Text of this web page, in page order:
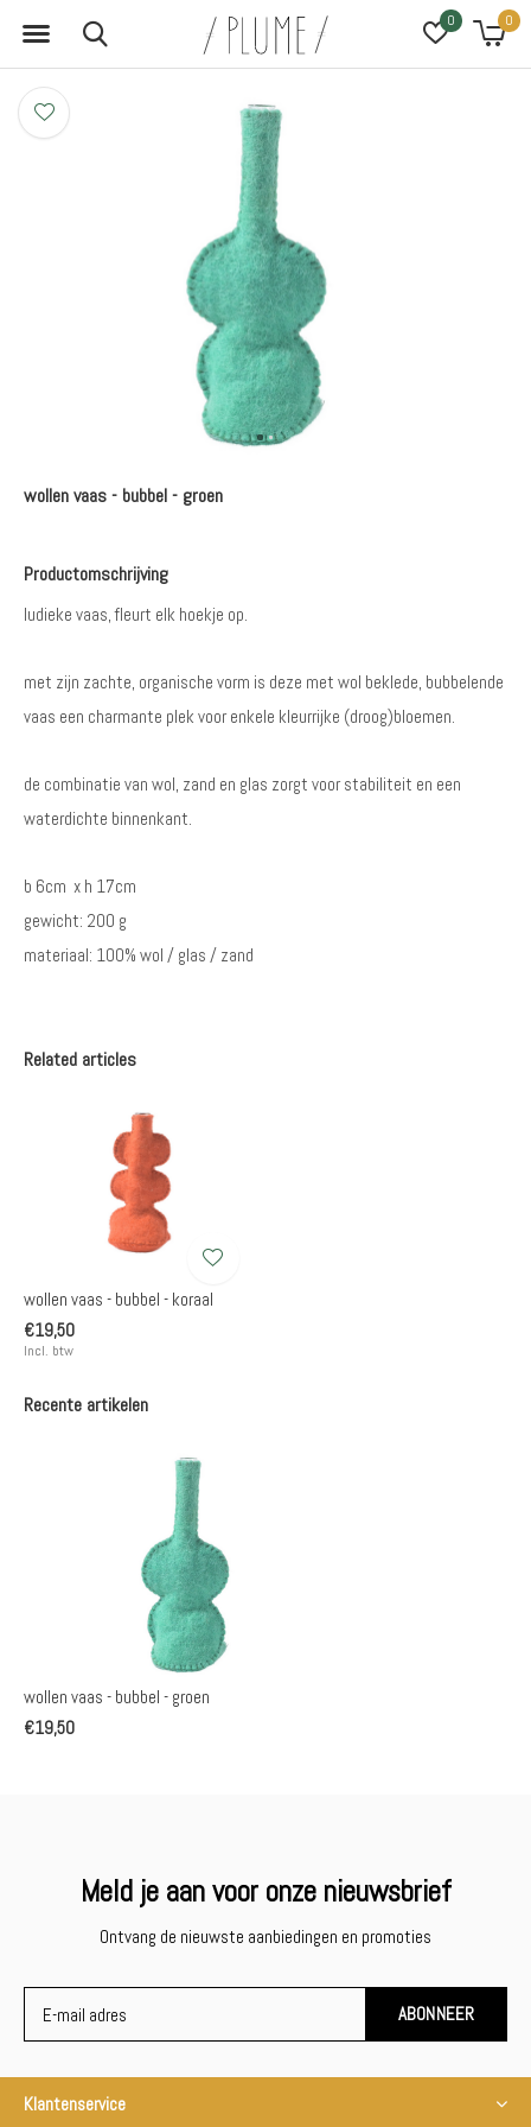
0 0
wollen vaas - bubbel - groen
Productomschrijving
ludieke vaas, fleurt elk hoekje op.
met zijn zachte, organische vorm is deze met wol beklede, bubbelende
vaas een charmante plek voor enkele kleurrijke (droog)bloemen.
de combinatie van wol, zand en glas zorgt voor stabiliteit en een
waterdichte binnenkant.
b 6cm x h 17cm
gewicht: 200 g
materiaal: 100% wol / glas / zand
Related articles
wollen vaas - bubbel - koraal
€19,50
Incl. btw
Recente artikelen
wollen vaas - bubbel - groen
€19,50
Meld je aan voor onze nieuwsbrief
Ontvang de nieuwste aanbiedingen en promoties
ABONNEER
Klantenservice